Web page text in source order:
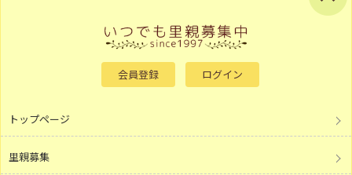
会員登録 ログイン
トップページ
里親募集